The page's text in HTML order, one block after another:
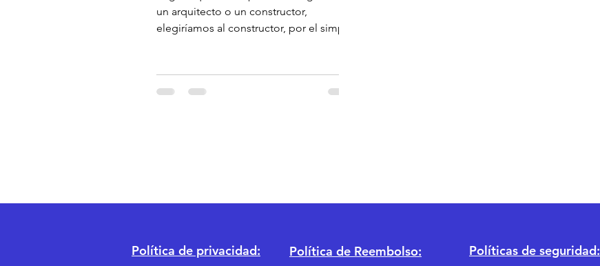
Arquitecto Calderon
un arquitecto o un constructor,
elegiríamos al constructor, por el simple
Política de privacidad: Política de Reembolso: Políticas de seguridad: